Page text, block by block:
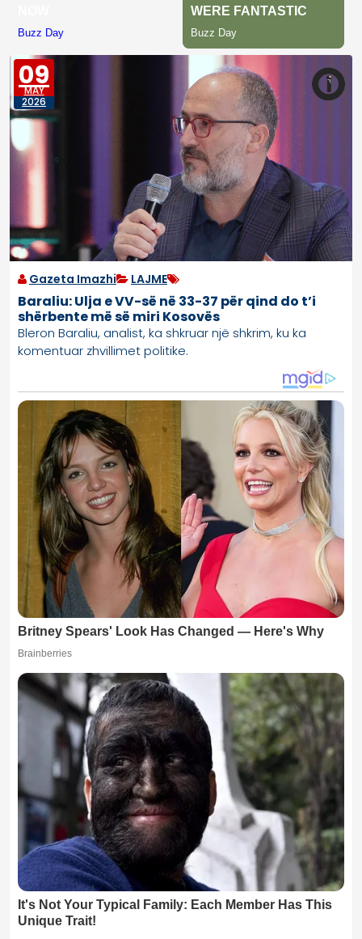
09
MAY
2026
Gazeta Imazhi LAJME
Baraliu: Ulja e VV-së në 33-37 për qind do t’i
shërbente më së miri Kosovës
Bleron Baraliu, analist, ka shkruar një shkrim, ku ka
komentuar zhvillimet politike.